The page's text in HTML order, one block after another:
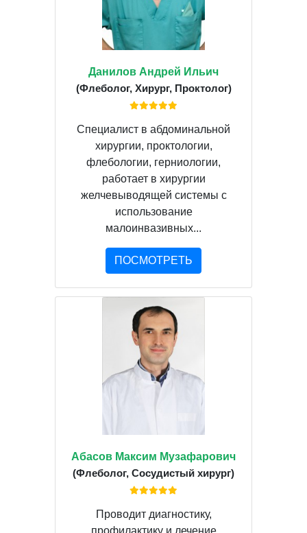
Данилов Андрей Ильич
(Флеболог, Хирург, Проктолог)
Специалист в абдоминальной
хирургии, проктологии,
флебологии, герниологии,
работает в хирургии
желчевыводящей системы с
использование
малоинвазивных...
ПОСМОТРЕТЬ
Абасов Максим Музафарович
(Флеболог, Сосудистый хирург)
Проводит диагностику,
профилактику и лечение